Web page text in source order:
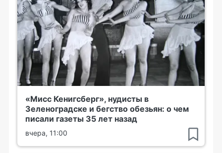
«Мисс Кенигсберг», нудисты в
Зеленоградске и бегство обезьян: о чем
писали газеты 35 лет назад
вчера, 11:00